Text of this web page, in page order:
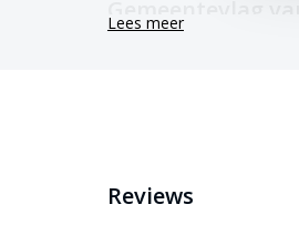
Bij ons heb je keuze uit alle
Lees meer
Reviews